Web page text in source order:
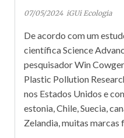
07/05/2024 iGUi Ecologia
De acordo com um
científica Science
pesquisador Win
Plastic Pollution
nos Estados Unidos e
estonia, Chile, Suecia,
Zelandia, muitas marcas